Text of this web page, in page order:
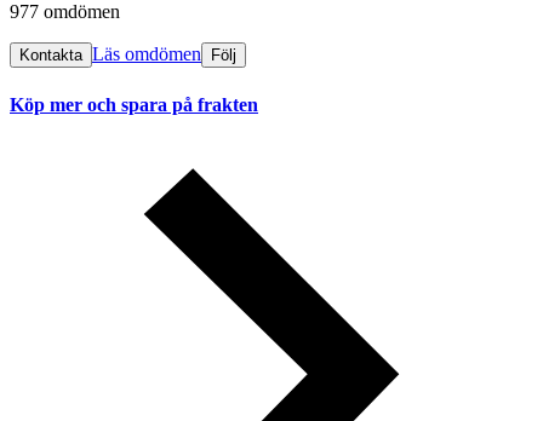
977 omdömen
Kontakta Läs omdömen Följ
Köp mer och spara på frakten